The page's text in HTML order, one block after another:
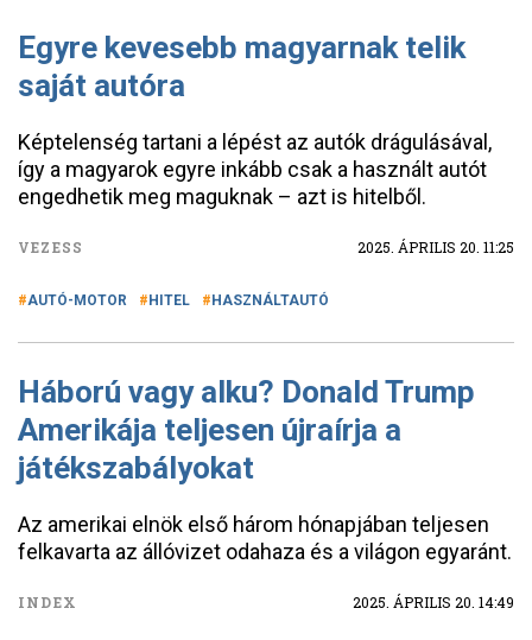
Egyre kevesebb magyarnak telik
saját autóra
Képtelenség tartani a lépést az autók drágulásával,
így a magyarok egyre inkább csak a használt autót
engedhetik meg maguknak – azt is hitelből.
VEZESS 2025. ÁPRILIS 20. 11:25
AUTÓ-MOTOR HITEL HASZNÁLTAUTÓ
Háború vagy alku? Donald Trump
Amerikája teljesen újraírja a
játékszabályokat
Az amerikai elnök első három hónapjában teljesen
felkavarta az állóvizet odahaza és a világon egyaránt.
INDEX 2025. ÁPRILIS 20. 14:49